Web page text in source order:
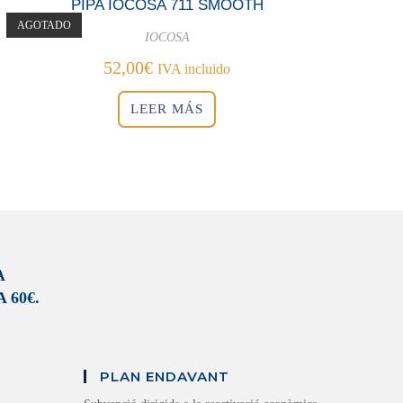
AGOTADO
PIPA IOCOSA 711 SMOOTH
IOCOSA
52,00€ IVA incluido
LEER MÁS
60€.
PLAN ENDAVANT